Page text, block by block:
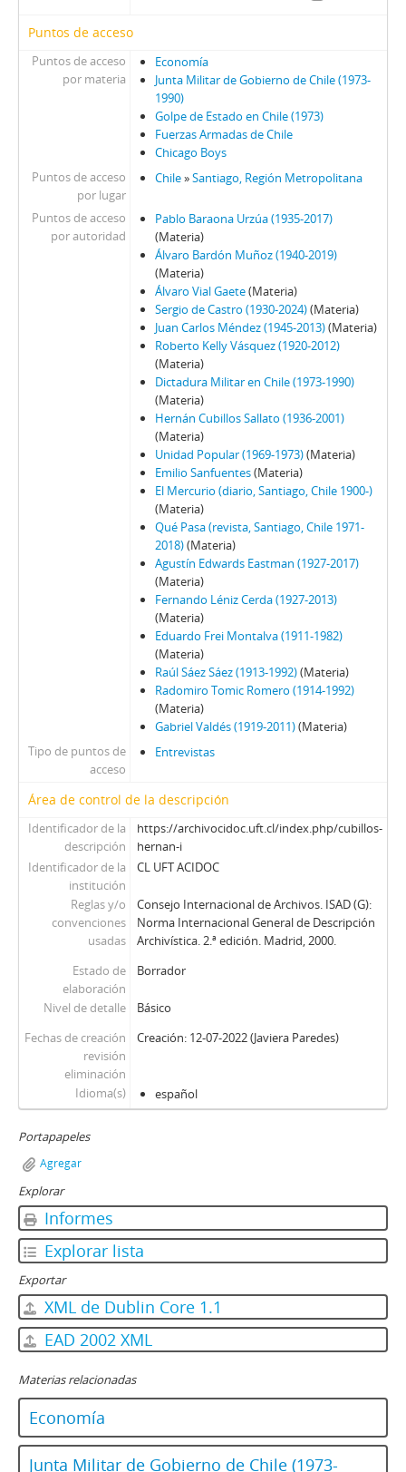
65 - Carmona, Juan de Dios
67 - Pinochet, Augusto
68 - Matthei, Fernando
69 - Matthei, Fernando
70 - Stange, Rodolfo
71 - Jarpa, Sergio Onofre
72 - Buckovsky, Vladimir
73 - Jarpa, Sergio Onofre
74 - Jarpa, Sergio Onofre
75 - Jarpa, Sergio Onofre
76 - Jarpa, Sergio Onofre
77 - Fresno, Juan Francisco
78 - Fresno, Juan Francisco
79 - Martínez Busch, Jorge
80 - Martínez Busch, Jorge
81 - Thayer, William
82 - Moreno, Fernando
83 - Martínez Busch, Jorge
84 - Silva Solar, Julio
85 - Martínez Busch, Jorge
86 - Fresno, Juan Francisco; Zabala, José.
87 - Fresno, Juan Francisco
88 - Silva Solar, Julio
89 - Thayer, William
90 - Martínez Busch, Jorge
91 - Krauss, Enrique
92 - Frei B., Arturo
93 - Viera Gallo, José Antonio
94 - Boeninger, Edgardo
95 - Viera Gallo, Josè Antonio
96 - Boeninger, Edgardo
97 - Bitar, Sergio
98 - Chonchol, Jacques
99 - Molina Silva, Sergio
101 - Mena, Odlanier
102 - Silva Cimma, Enrique
103 - Mena, Odlanier
104 - Ossa Pretot, Sergio
105 - Mena, Odlanier
106 - Videla, Ernesto
107 - Mena, Odlanier
108 - Juan Guzmán Tapia (I)
109 - Juan Guzmán Tapia (II)
110 - Juan Guzmán Tapia (III)
111 - Juan Guzmán Tapia (IV)
CH - Cita con la Historia
JW - Entrevistas realizadas por James R. Whelan
Puntos de acceso
Puntos de acceso
por materia
Economía
Junta Militar de Gobierno de Chile (1973-
1990)
Golpe de Estado en Chile (1973)
Fuerzas Armadas de Chile
Chicago Boys
Puntos de acceso
por lugar
Chile»Santiago, Región Metropolitana
Puntos de acceso
por autoridad
Pablo Baraona Urzúa (1935-2017)
(Materia)
Álvaro Bardón Muñoz (1940-2019)
(Materia)
Álvaro Vial Gaete(Materia)
Sergio de Castro (1930-2024)(Materia)
Juan Carlos Méndez (1945-2013)(Materia)
Roberto Kelly Vásquez (1920-2012)
(Materia)
Dictadura Militar en Chile (1973-1990)
(Materia)
Hernán Cubillos Sallato (1936-2001)
(Materia)
Unidad Popular (1969-1973)(Materia)
Emilio Sanfuentes(Materia)
El Mercurio (diario, Santiago, Chile 1900-)
(Materia)
Qué Pasa (revista, Santiago, Chile 1971-
2018)(Materia)
Agustín Edwards Eastman (1927-2017)
(Materia)
Fernando Léniz Cerda (1927-2013)
(Materia)
Eduardo Frei Montalva (1911-1982)
(Materia)
Raúl Sáez Sáez (1913-1992)(Materia)
Radomiro Tomic Romero (1914-1992)
(Materia)
Gabriel Valdés (1919-2011)(Materia)
Tipo de puntos de
acceso
Entrevistas
Área de control de la descripción
Identificador de la
descripción
https://archivocidoc.uft.cl/index.php/cubillos-
hernan-i
Identificador de la
institución
CL UFT ACIDOC
Reglas y/o
convenciones
usadas
Consejo Internacional de Archivos. ISAD (G):
Norma Internacional General de Descripción
Archivística. 2.ª edición. Madrid, 2000.
Estado de
elaboración
Borrador
Nivel de detalle
Básico
Fechas de creación
revisión
eliminación
Creación: 12-07-2022 (Javiera Paredes)
Idioma(s) español
Portapapeles
Agregar
Explorar
Informes
Explorar lista
Exportar
XML de Dublin Core 1.1
EAD 2002 XML
Materias relacionadas
Economía
Junta Militar de Gobierno de Chile (1973-